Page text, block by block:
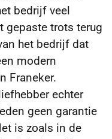
bedrijf veel
gepaste trots terug
het bedrijf dat
modern
Franeker.
echter
geen garantie
is zoals in de